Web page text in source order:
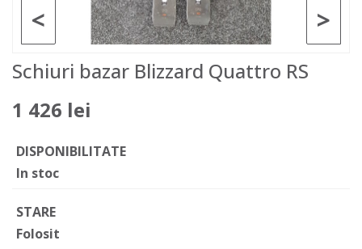
>
<
Schiuri bazar Blizzard Quattro RS
1 426 lei
DISPONIBILITATE
In stoc
STARE
Folosit